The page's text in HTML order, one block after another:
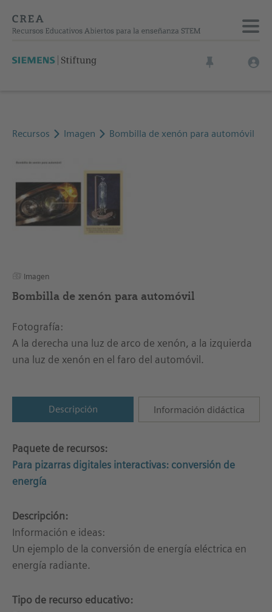
Recursos Imagen Bombilla de xenón para automóvil
Imagen
Bombilla de xenón para automóvil
Fotografía:
A la derecha una luz de arco de xenón, a la izquierda
una luz de xenón en el faro del automóvil.
Descripción Información didáctica
Paquete de recursos:
Para pizarras digitales interactivas: conversión de
energía
Descripción:
Información e ideas:
Un ejemplo de la conversión de energía eléctrica en
energía radiante.
Tipo de recurso educativo: